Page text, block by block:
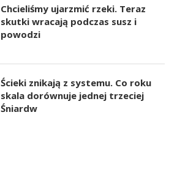
Chcieliśmy ujarzmić rzeki. Teraz
skutki wracają podczas susz i
powodzi
Ścieki znikają z systemu. Co roku
skala dorównuje jednej trzeciej
Śniardw